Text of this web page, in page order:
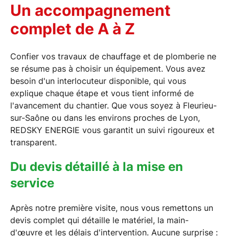
Un accompagnement
complet de A à Z
Confier vos travaux de chauffage et de plomberie ne
se résume pas à choisir un équipement. Vous avez
besoin d'un interlocuteur disponible, qui vous
explique chaque étape et vous tient informé de
l'avancement du chantier. Que vous soyez à Fleurieu-
sur-Saône ou dans les environs proches de Lyon,
REDSKY ENERGIE vous garantit un suivi rigoureux et
transparent.
Du devis détaillé à la mise en
service
Après notre première visite, nous vous remettons un
devis complet qui détaille le matériel, la main-
d'œuvre et les délais d'intervention. Aucune surprise :